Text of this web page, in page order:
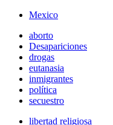
Mexico
aborto
Desapariciones
drogas
eutanasia
inmigrantes
política
secuestro
libertad religiosa